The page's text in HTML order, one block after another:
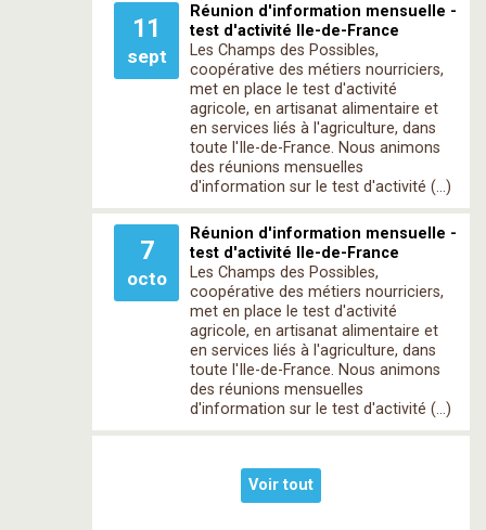
11
sept
Réunion d'information mensuelle -
test d'activité Ile-de-France
Les Champs des Possibles,
coopérative des métiers nourriciers,
met en place le test d'activité
agricole, en artisanat alimentaire et
en services liés à l'agriculture, dans
toute l'Ile-de-France. Nous animons
des réunions mensuelles
d'information sur le test d'activité (…)
7
octo
Réunion d'information mensuelle -
test d'activité Ile-de-France
Les Champs des Possibles,
coopérative des métiers nourriciers,
met en place le test d'activité
agricole, en artisanat alimentaire et
en services liés à l'agriculture, dans
toute l'Ile-de-France. Nous animons
des réunions mensuelles
d'information sur le test d'activité (…)
Voir tout